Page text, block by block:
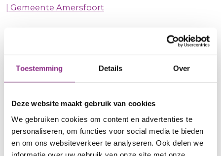
Toestemming Details Over
Deze website maakt gebruik van cookies
We gebruiken cookies om content en advertenties te
personaliseren, om functies voor social media te bieden
en om ons websiteverkeer te analyseren. Ook delen we
| Gemeente Amersfoort
Tot het stroomnet is uitgebreid, moeten we slim
omgaan met ons stroomgebruik. Dat geldt voor
grote bedrijven, maar ook voor huishoudens. Dat
over de dag, zodat we pieken in gebruik
vermijden, en zo veel mogelijk stroom gebruiken
zodra deze wordt opgewekt. Daarmee kun je
kosten besparen en toch doorgaan met